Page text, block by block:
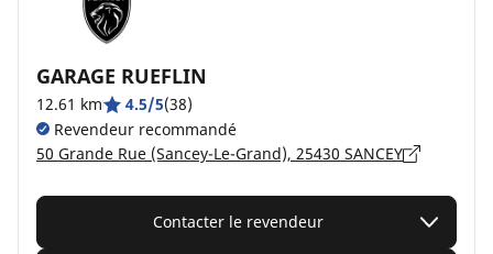
GARAGE RUEFLIN
12.61 km 4.5/5(38)
Revendeur recommandé
50 Grande Rue (Sancey-Le-Grand), 25430 SANCEY
Contacter le revendeur